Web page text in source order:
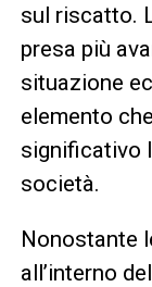
sul riscatto.
presa più
situazione
elemento
significativo
società.
Nonostante
all’interno